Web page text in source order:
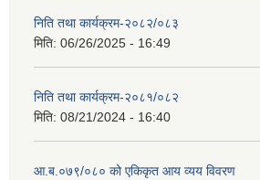
निति तथा कार्यक्रम-२०८२/०८३
मिति: 06/26/2025 - 16:49
निति तथा कार्यक्रम-२०८१/०८२
मिति: 08/21/2024 - 16:40
आ.ब.०७९/०८० को एकिकृत आय व्यय विवरण